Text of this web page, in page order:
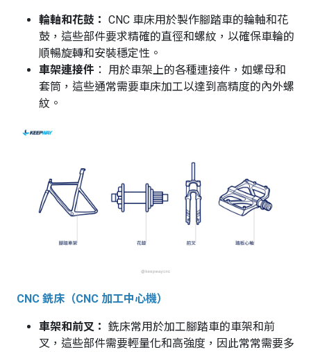
輪軸和花鼓： CNC 車床用於製作腳踏車的輪軸和花
鼓，這些部件要求精確的直徑和螺紋，以確保車輪的
順暢旋轉和安裝穩定性。
車架連接件 ： 用於車架上的各種連接件，如螺母和
套筒，這些通常需要車床加工以達到高精度的內外螺
紋。
CNC 銑床（CNC 加工中心機）
車架和前叉： 銑床常用於加工腳踏車的車架和前
叉，這些部件需要輕量化和高強度，因此常常需要多